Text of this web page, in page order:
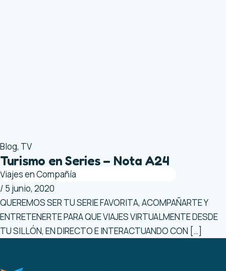
Blog, TV
Turismo en Series – Nota A24
Viajes en Compañía
/ 5 junio, 2020
QUEREMOS SER TU SERIE FAVORITA, ACOMPAÑARTE Y
ENTRETENERTE PARA QUE VIAJES VIRTUALMENTE DESDE
TU SILLÓN, EN DIRECTO E INTERACTUANDO CON […]